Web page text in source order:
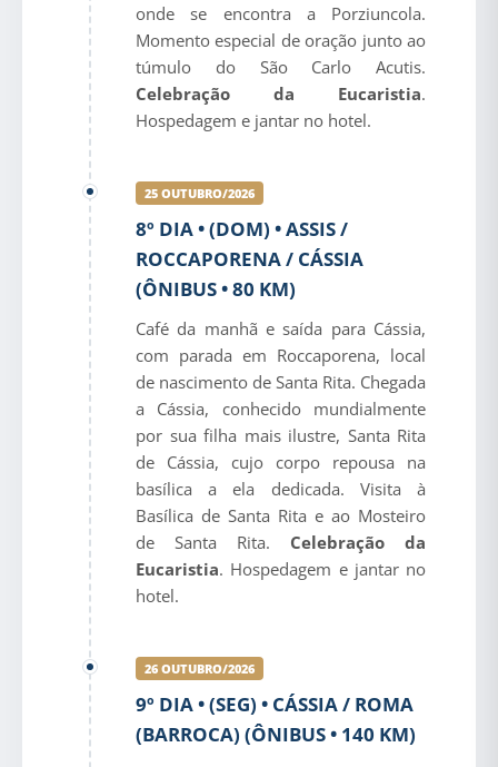
onde se encontra a Porziuncola.
Momento especial de oração junto ao
túmulo do São Carlo Acutis.
Celebração da Eucaristia.
Hospedagem e jantar no hotel.
25 OUTUBRO/2026
8º DIA • (DOM) • ASSIS /
ROCCAPORENA / CÁSSIA
(ÔNIBUS • 80 KM)
Café da manhã e saída para Cássia,
com parada em Roccaporena, local
de nascimento de Santa Rita. Chegada
a Cássia, conhecido mundialmente
por sua filha mais ilustre, Santa Rita
de Cássia, cujo corpo repousa na
basílica a ela dedicada. Visita à
Basílica de Santa Rita e ao Mosteiro
de Santa Rita. Celebração da
Eucaristia. Hospedagem e jantar no
hotel.
26 OUTUBRO/2026
9º DIA • (SEG) • CÁSSIA / ROMA
(BARROCA) (ÔNIBUS • 140 KM)